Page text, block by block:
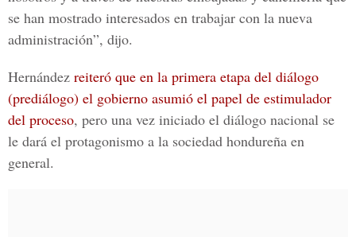
se han mostrado interesados en trabajar con la nueva
administración”, dijo.
Hernández reiteró que en la primera etapa del diálogo
(prediálogo) el gobierno asumió el papel de estimulador
del proceso, pero una vez iniciado el diálogo nacional se
le dará el protagonismo a la sociedad hondureña en
general.